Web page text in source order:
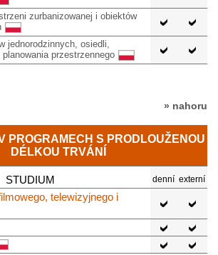
zurbanizowanej i obiektów
jednorodzinnych, osiedli,
planowania przestrzennego
» nahoru
PROGRAMECH S PRODLOUŽENOU
DÉLKOU TRVÁNÍ
STUDIUM denní externí
telewizyjnego i